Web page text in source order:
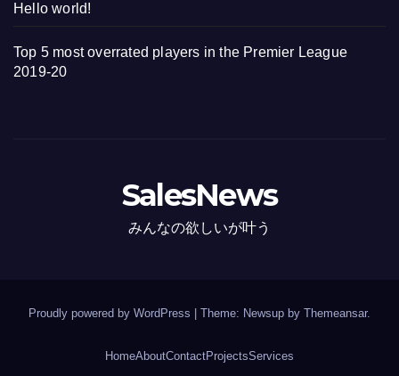
Hello world!
Top 5 most overrated players in the Premier League
2019-20
SalesNews
みんなの欲しいが叶う
Proudly powered by WordPress Theme: Newsup by Themeansar.
HomeAboutContactProjectsServices